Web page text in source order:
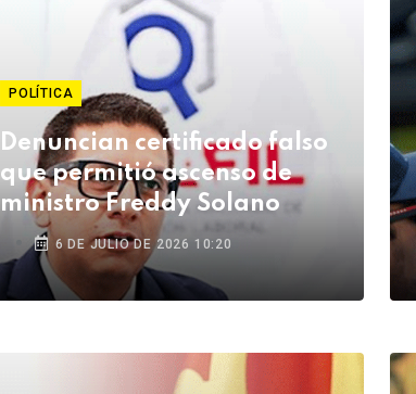
POLÍTICA
Denuncian certificado falso
que permitió ascenso de
ministro Freddy Solano
6 DE JULIO DE 2026 10:20